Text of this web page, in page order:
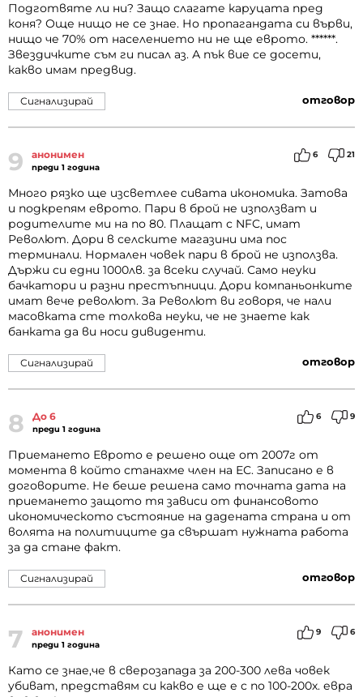
Подготвяте ли ни? Защо слагате каруцата пред
коня? Още нищо не се знае. Но пропагандата си върви,
нищо че 70% от населението ни не ще еврото. ******.
Звездичките съм ги писал аз. А пък вие се досети,
какво имам предвид.
отговор
Сигнализирай
9 анонимен
преди 1 година
6 21
Много рязко ще изсветлее сивата икономика. Затова
и подкрепям еврото. Пари в брой не използват и
родителите ми на по 80. Плащат с NFC, имат
Револют. Дори в селските магазини има пос
терминали. Нормален човек пари в брой не използва.
Държи си едни 1000лв. за всеки случай. Само неуки
бачкатори и разни престъпници. Дори компаньонките
имат вече револют. За Револют ви говоря, че нали
масовката сте толкова неуки, че не знаете как
банката да ви носи дивиденти.
отговор
Сигнализирай
8 До 6
преди 1 година
6 9
Приемането Еврото е решено още от 2007г от
момента в който станахме член на ЕС. Записано е в
договорите. Не беше решена само точната дата на
приемането защото тя зависи от финансовото
икономическото състояние на дадената страна и от
волята на политиците да свършат нужната работа
за да стане факт.
отговор
Сигнализирай
7 анонимен
преди 1 година
9 6
Като се знае,че в сверозапада за 200-300 лева човек
убиват, представям си какво е ще е с по 100-200х. евра